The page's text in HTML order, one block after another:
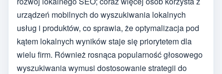
urządzeń mobilnych do wyszukiwania lokalnych
usług i produktów, co sprawia, że optymalizacja pod
kątem lokalnych wyników staje się priorytetem dla
wielu firm. Również rosnąca popularność głosowego
wyszukiwania wymusi dostosowanie strategii do